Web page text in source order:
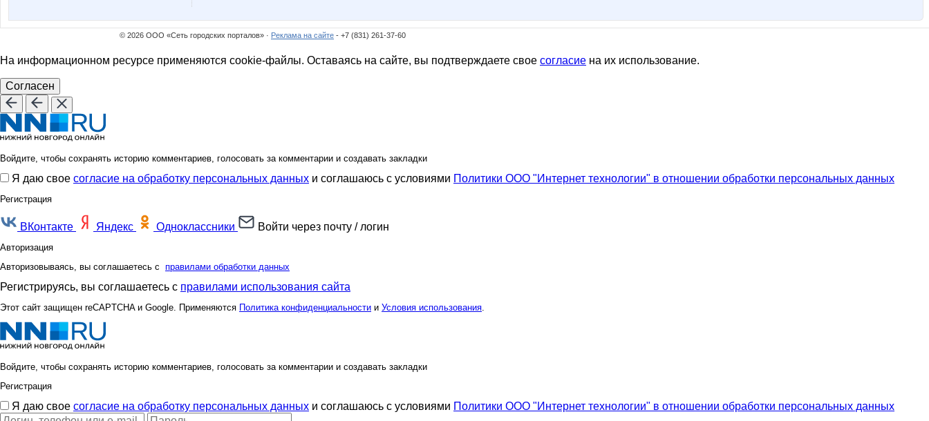
© 2026 ООО «Сеть городских порталов» · Реклама на сайте - +7 (831) 261-37-60
На информационном ресурсе применяются cookie-файлы. Оставаясь на сайте, вы подтверждаете свое согласие на их использование.
Согласен
Войдите, чтобы сохранять историю комментариев, голосовать за комментарии и создавать закладки
Я даю свое согласие на обработку персональных данных и соглашаюсь с условиями Политики ООО "Интернет технологии" в отношении обработки персональных данных
Регистрация
ВКонтакте Яндекс Одноклассники Войти через почту / логин
Авторизация
Авторизовываясь, вы соглашаетесь с правилами обработки данных
Регистрируясь, вы соглашаетесь с правилами использования сайта
Этот сайт защищен reCAPTCHA и Google. Применяются Политика конфиденциальности и Условия использования.
Войдите, чтобы сохранять историю комментариев, голосовать за комментарии и создавать закладки
Регистрация
Я даю свое согласие на обработку персональных данных и соглашаюсь с условиями Политики ООО "Интернет технологии" в отношении обработки персональных данных